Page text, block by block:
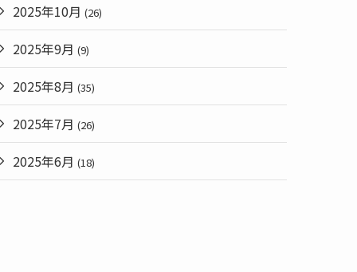
2025年10月 (26)
2025年9月 (9)
2025年8月 (35)
2025年7月 (26)
2025年6月 (18)